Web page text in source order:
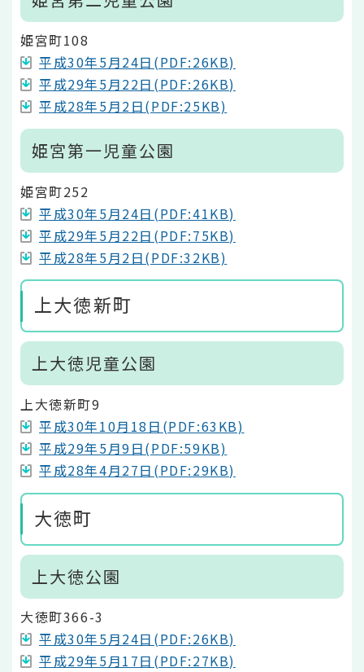
姫宮町108
平成30年5月24日(PDF:26KB)
平成29年5月22日(PDF:26KB)
平成28年5月2日(PDF:25KB)
姫宮第一児童公園
姫宮町252
平成30年5月24日(PDF:41KB)
平成29年5月22日(PDF:75KB)
平成28年5月2日(PDF:32KB)
上大徳新町
上大徳児童公園
上大徳新町9
平成30年10月18日(PDF:63KB)
平成29年5月9日(PDF:59KB)
平成28年4月27日(PDF:29KB)
大徳町
上大徳公園
大徳町366-3
平成30年5月24日(PDF:26KB)
平成29年5月17日(PDF:27KB)